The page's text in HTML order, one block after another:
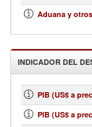
Aduana y
INDICADOR DEL
PIB (US$ a
PIB (US$ a